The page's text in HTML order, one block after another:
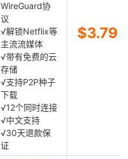
WireGuard协
议
√解锁Netflix等
主流流媒体
√带有免费的云
存储
√支持P2P种子
下载
√12个同时连接
√中文支持
√30天退款保
证
$3.79